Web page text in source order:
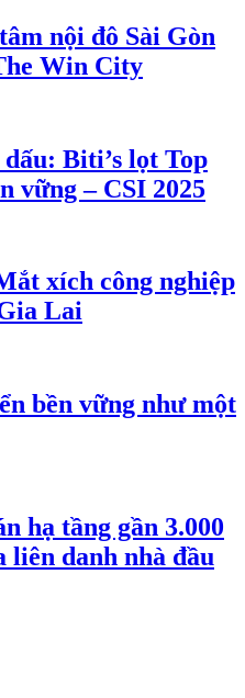
nội đô Sài Gòn
Win City
Biti’s lọt Top
vững – CSI 2025
xích công nghiệp
Lai
bền vững như một
hạ tầng gần 3.000
liên danh nhà đầu